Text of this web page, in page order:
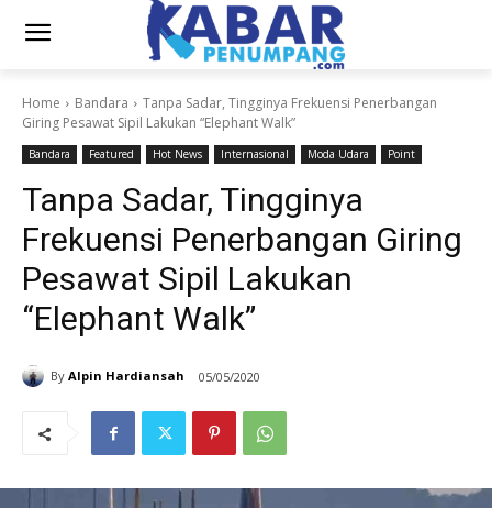
Home Bandara
Tanpa Sadar, Tingginya Frekuensi Penerbangan
Giring Pesawat Sipil Lakukan “Elephant Walk”
Bandara Featured Hot News Internasional Moda Udara Point
Tanpa Sadar, Tingginya
Frekuensi Penerbangan Giring
Pesawat Sipil Lakukan
“Elephant Walk”
By Alpin Hardiansah 05/05/2020